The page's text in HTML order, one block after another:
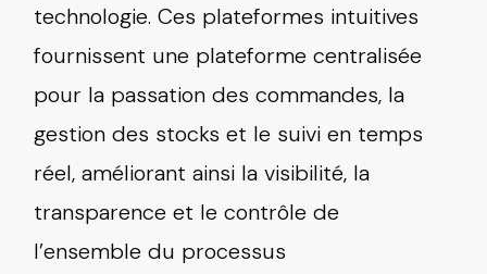
technologie. Ces plateformes intuitives
fournissent une plateforme centralisée
pour la passation des commandes, la
gestion des stocks et le suivi en temps
réel, améliorant ainsi la visibilité, la
transparence et le contrôle de
l’ensemble du processus